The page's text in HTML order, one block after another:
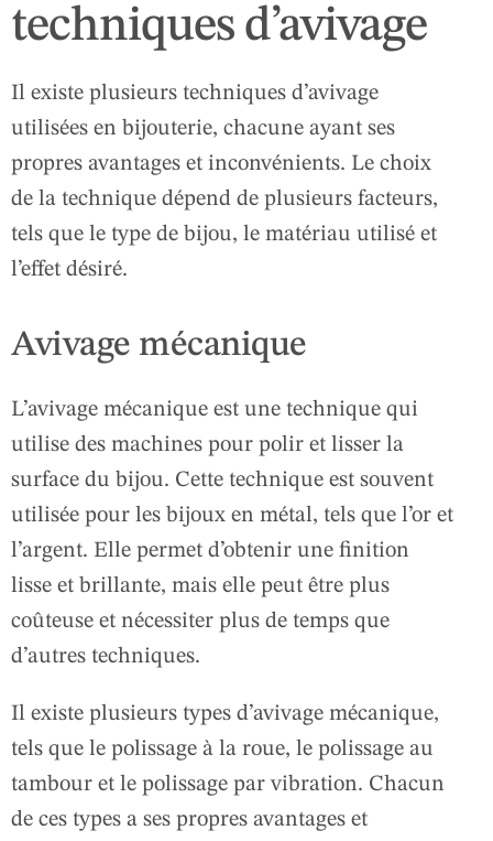
techniques d’avivage
Il existe plusieurs techniques d’avivage
utilisées en bijouterie, chacune ayant ses
propres avantages et inconvénients. Le choix
de la technique dépend de plusieurs facteurs,
tels que le type de bijou, le matériau utilisé et
l’effet désiré.
Avivage mécanique
L’avivage mécanique est une technique qui
utilise des machines pour polir et lisser la
surface du bijou. Cette technique est souvent
utilisée pour les bijoux en métal, tels que l’or et
l’argent. Elle permet d’obtenir une finition
lisse et brillante, mais elle peut être plus
coûteuse et nécessiter plus de temps que
d’autres techniques.
Il existe plusieurs types d’avivage mécanique,
tels que le polissage à la roue, le polissage au
tambour et le polissage par vibration. Chacun
de ces types a ses propres avantages et